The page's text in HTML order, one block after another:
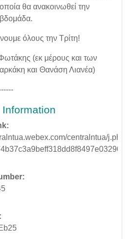
θα ανακοινωθεί την
όλους την Τρίτη!
(εκ μέρους και των
και Θανάση Λιανέα)
centralntua/j.php?